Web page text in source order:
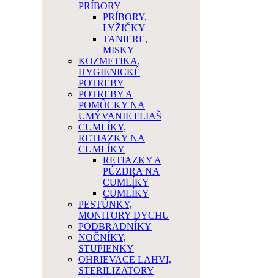
PRÍBORY
PRÍBORY,
LYŽIČKY
TANIERE,
MISKY
KOZMETIKA,
HYGIENICKÉ
POTREBY
POTREBY A
POMÔCKY NA
UMÝVANIE FLIAŠ
CUMLÍKY,
RETIAZKY NA
CUMLÍKY
RETIAZKY A
PÚZDRA NA
CUMLÍKY
CUMLÍKY
PESTÚNKY,
MONITORY DYCHU
PODBRADNÍKY
NOČNÍKY,
STUPIENKY
OHRIEVACE LAHVI,
STERILIZATORY